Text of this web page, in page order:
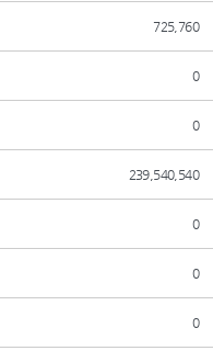
725,760
0
0
239,540,540
0
0
0